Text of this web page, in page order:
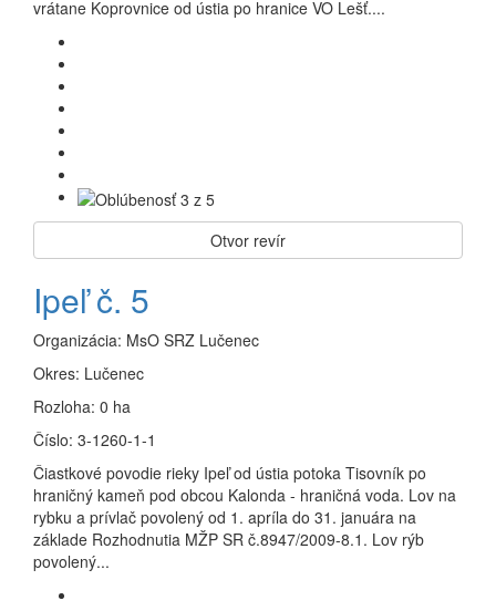
vrátane Koprovnice od ústia po hranice VO Lešť....
Otvor revír
Ipeľ č. 5
Organizácia: MsO SRZ Lučenec
Okres: Lučenec
Rozloha: 0 ha
Číslo: 3-1260-1-1
Čiastkové povodie rieky Ipeľ od ústia potoka Tisovník po
hraničný kameň pod obcou Kalonda - hraničná voda. Lov na
rybku a prívlač povolený od 1. apríla do 31. januára na
základe Rozhodnutia MŽP SR č.8947/2009-8.1. Lov rýb
povolený...